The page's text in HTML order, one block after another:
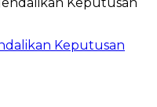
Keputusan